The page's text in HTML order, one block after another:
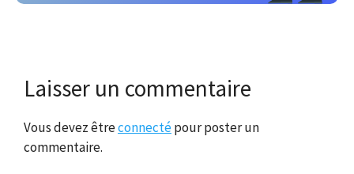
Laisser un commentaire
Vous devez êtreconnectépour poster un
commentaire.